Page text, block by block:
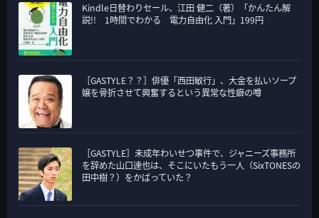
Kindle日替わりセール、江田 健二（著）「かんたん解
説!! 1時間でわかる 電力自由化 入門」199円
［GASTYLE？？］俳優「西田敏行」、大金を払いソープ
嬢を骨折させて興奮するという異常な性癖の噂
［GASTYLE］未成年わいせつ事件で、ジャニーズ事務所
を辞めた山口達也は、そこにいたもう一人（SixTONESの
田中樹？）をかばっていた？